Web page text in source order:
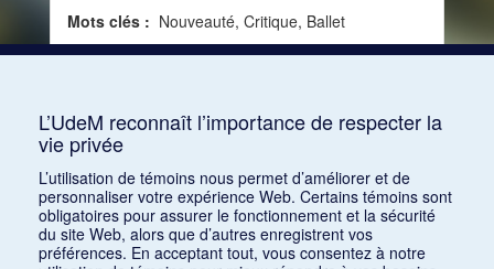
Mots clés : Nouveauté, Critique, Ballet
1 2 3 4 5 … 1168
L’UdeM reconnaît l’importance de respecter la
vie privée
L’utilisation de témoins nous permet d’améliorer et de
personnaliser votre expérience Web. Certains témoins sont
obligatoires pour assurer le fonctionnement et la sécurité
du site Web, alors que d’autres enregistrent vos
préférences. En acceptant tout, vous consentez à notre